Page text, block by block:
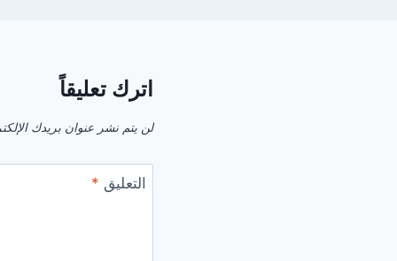
اترك تعليقاً
لن يتم نشر عنوان بريدك
التعليق *